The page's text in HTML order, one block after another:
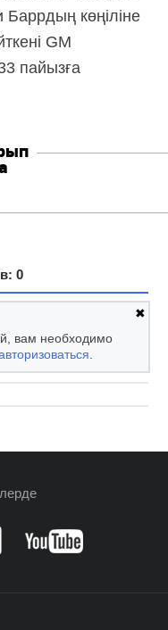
көңіліне
GM
пайызға
0
✖
вам необходимо
.